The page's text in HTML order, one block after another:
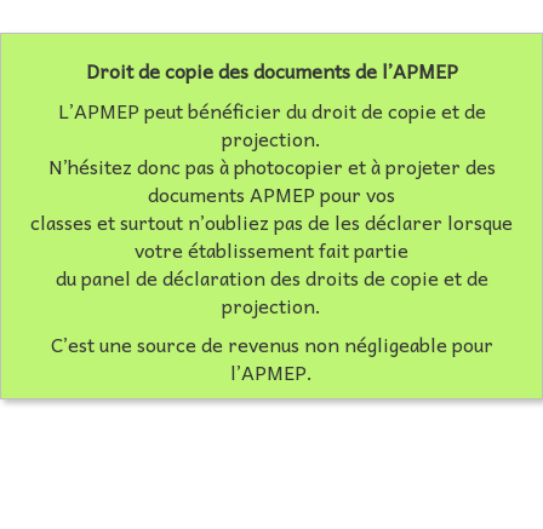
Droit de copie des documents de l’APMEP
L’APMEP peut bénéficier du droit de copie et de
projection.
N’hésitez donc pas à photocopier et à projeter des
documents APMEP pour vos
classes et surtout n’oubliez pas de les déclarer lorsque
votre établissement fait partie
du panel de déclaration des droits de copie et de
projection.
C’est une source de revenus non négligeable pour
l’APMEP.